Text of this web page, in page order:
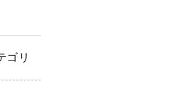
ゴリ